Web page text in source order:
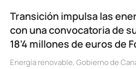
Transición impulsa las
con una convocatoria de
18’4 millones de euros de
Energía renovable, Gobierno de